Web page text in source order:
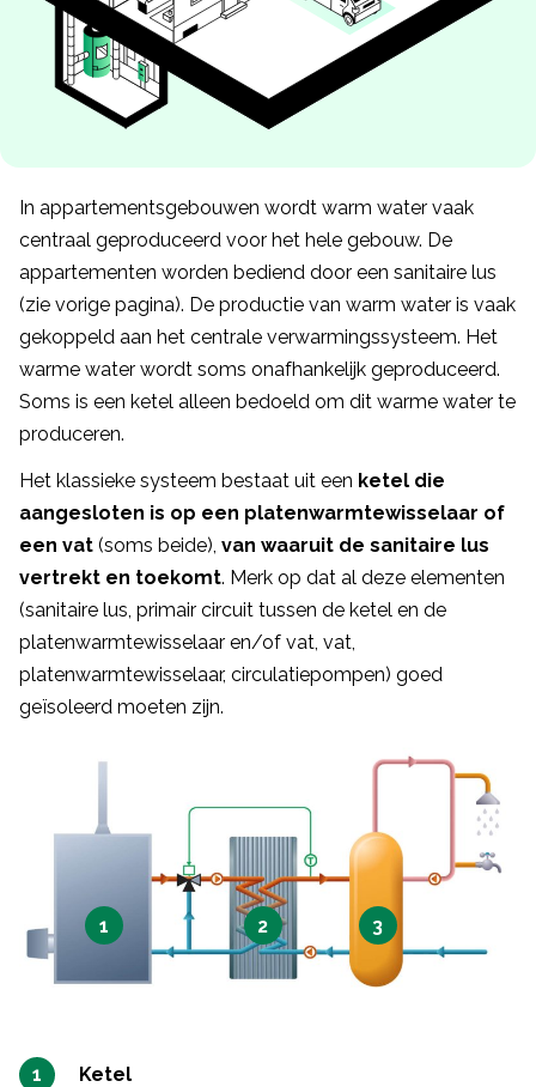
In appartementsgebouwen wordt warm water vaak
centraal geproduceerd voor het hele gebouw. De
appartementen worden bediend door een sanitaire lus
(zie vorige pagina). De productie van warm water is vaak
gekoppeld aan het centrale verwarmingssysteem. Het
warme water wordt soms onafhankelijk geproduceerd.
Soms is een ketel alleen bedoeld om dit warme water te
produceren.
Het klassieke systeem bestaat uit een ketel die
aangesloten is op een platenwarmtewisselaar of
een vat (soms beide), van waaruit de sanitaire lus
vertrekt en toekomt. Merk op dat al deze elementen
(sanitaire lus, primair circuit tussen de ketel en de
platenwarmtewisselaar en/of vat, vat,
platenwarmtewisselaar, circulatiepompen) goed
geïsoleerd moeten zijn.
1 2 3
Ketel